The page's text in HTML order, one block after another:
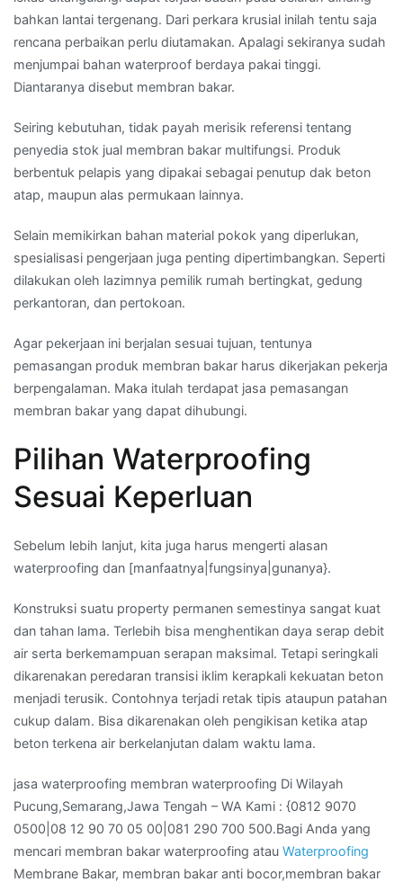
05
00|081
290
700
bahkan lantai tergenang. Dari perkara krusial inilah tentu saja
rencana perbaikan perlu diutamakan. Apalagi sekiranya sudah
menjumpai bahan waterproof berdaya pakai tinggi.
Diantaranya disebut membran bakar.
Seiring kebutuhan, tidak payah merisik referensi tentang
penyedia stok jual membran bakar multifungsi. Produk
berbentuk pelapis yang dipakai sebagai penutup dak beton
atap, maupun alas permukaan lainnya.
Selain memikirkan bahan material pokok yang diperlukan,
spesialisasi pengerjaan juga penting dipertimbangkan. Seperti
dilakukan oleh lazimnya pemilik rumah bertingkat, gedung
perkantoran, dan pertokoan.
Agar pekerjaan ini berjalan sesuai tujuan, tentunya
pemasangan produk membran bakar harus dikerjakan pekerja
berpengalaman. Maka itulah terdapat jasa pemasangan
membran bakar yang dapat dihubungi.
Pilihan Waterproofing
Sesuai Keperluan
Sebelum lebih lanjut, kita juga harus mengerti alasan
waterproofing dan [manfaatnya|fungsinya|gunanya}.
Konstruksi suatu property permanen semestinya sangat kuat
dan tahan lama. Terlebih bisa menghentikan daya serap debit
air serta berkemampuan serapan maksimal. Tetapi seringkali
dikarenakan peredaran transisi iklim kerapkali kekuatan beton
menjadi terusik. Contohnya terjadi retak tipis ataupun patahan
cukup dalam. Bisa dikarenakan oleh pengikisan ketika atap
beton terkena air berkelanjutan dalam waktu lama.
jasa waterproofing membran waterproofing Di Wilayah
Pucung,Semarang,Jawa Tengah – WA Kami : {0812 9070
0500|08 12 90 70 05 00|081 290 700 500.Bagi Anda yang
mencari membran bakar waterproofing atau Waterproofing
Membrane Bakar, membran bakar anti bocor,membran bakar